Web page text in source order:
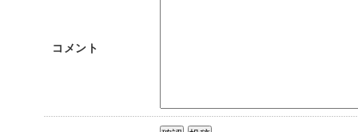
コメント